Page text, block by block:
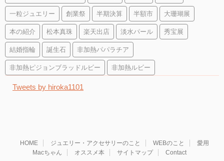
一粒ジュエリー 創業祭 半期決算 半額市 大珊瑚展
本の紹介 松本真珠 楽天出店 淡水パール 秀宝展
結婚指輪 誕生石 非加熱パパラチア
非加熱ピジョンブラッドルビー 非加熱ルビー
Tweets by hiroka1101
HOME ジュエリー・アクセサリーのこと WEBのこと
愛用
Macちゃん
オススメ本 サイトマップ Contact